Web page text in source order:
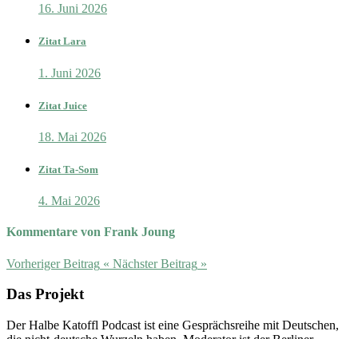
16. Juni 2026
Zitat Lara
1. Juni 2026
Zitat Juice
18. Mai 2026
Zitat Ta-Som
4. Mai 2026
Kommentare von Frank Joung
Vorheriger Beitrag « Nächster Beitrag »
Das Projekt
Der Halbe Katoffl Podcast ist eine Gesprächsreihe mit Deutschen,